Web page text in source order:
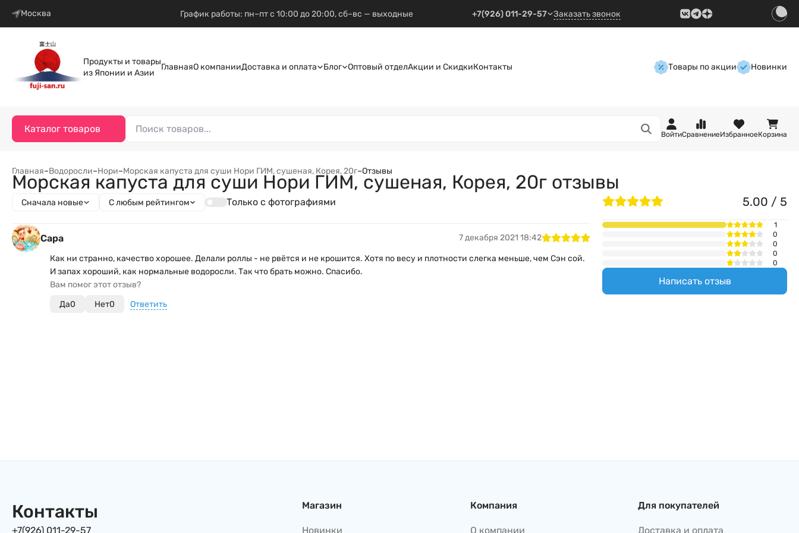
Москва График работы: пн–пт с 10:00 до 20:00, сб–вс — выходные +7(926) 011-29-57 Заказать звонок
Продукты и товары
из Японии и Азии
ГлавнаяО компанииДоставка и оплата Блог Оптовый отделАкции и СкидкиКонтакты Товары по акции Новинки
Каталог товаров
ВойтиСравнениеИзбранноеКорзина
Главная–Водоросли–Нори–Морская капуста для суши Нори ГИМ, сушеная, Корея, 20г–Отзывы
Морская капуста для суши Нори ГИМ, сушеная, Корея, 20г отзывы
5.00 / 5
1
0
0
0
0
Написать отзыв
Сначала новые С любым рейтингом Только с фотографиями
Сара 7 декабря 2021 18:42
Как ни странно, качество хорошее. Делали роллы - не рвётся и не крошится. Хотя по весу и плотности слегка меньше, чем Сэн сой.
И запах хороший, как нормальные водоросли. Так что брать можно. Спасибо.
Вам помог этот отзыв?
Да0 Нет0 Ответить
Контакты
+7(926) 011-29-57
Магазин
Новинки
Компания
О компании
Для покупателей
Доставка и оплата